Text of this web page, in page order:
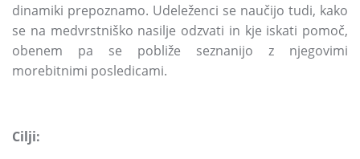
dinamiki prepoznamo. Udeleženci se naučijo tudi, kako
se na medvrstniško nasilje odzvati in kje iskati pomoč,
obenem pa se pobliže seznanijo z njegovimi
morebitnimi posledicami.
Cilji: